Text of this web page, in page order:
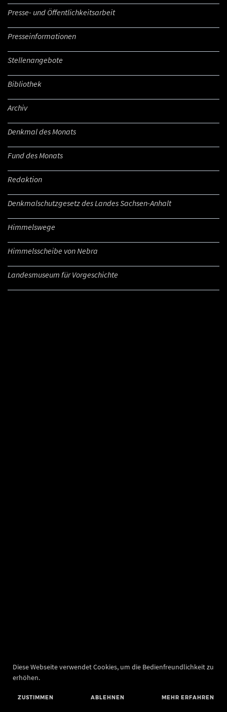
Diese Webseite verwendet Cookies, um die Bedienfreundlichkeit zu
erhöhen.
ZUSTIMMEN ABLEHNEN MEHR ERFAHREN
Presse- und Öffentlichkeitsarbeit
Presseinformationen
Stellenangebote
Bibliothek
Archiv
Denkmal des Monats
Fund des Monats
Redaktion
Denkmalschutzgesetz des Landes Sachsen-Anhalt
Himmelswege
Himmelsscheibe von Nebra
Landesmuseum für Vorgeschichte